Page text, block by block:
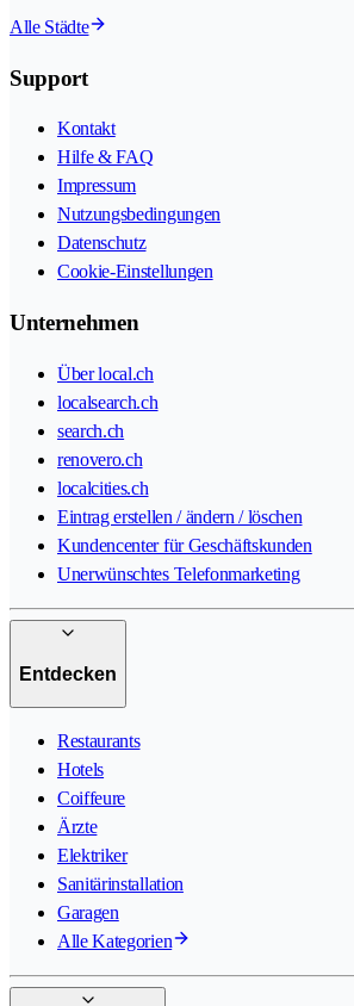
Alle Städte
Support
Kontakt
Hilfe & FAQ
Impressum
Nutzungsbedingungen
Datenschutz
Cookie-Einstellungen
Unternehmen
Über local.ch
localsearch.ch
search.ch
renovero.ch
localcities.ch
Eintrag erstellen / ändern / löschen
Kundencenter für Geschäftskunden
Unerwünschtes Telefonmarketing
Entdecken
Restaurants
Hotels
Coiffeure
Ärzte
Elektriker
Sanitärinstallation
Garagen
Alle Kategorien